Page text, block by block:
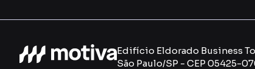
Edifício Eldorado Business
São Paulo/SP - CEP 05425-